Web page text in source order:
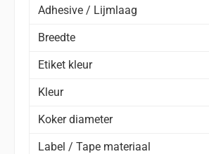
Adhesive / Lijmlaag
Breedte
Etiket kleur
Kleur
Koker diameter
Label / Tape materiaal